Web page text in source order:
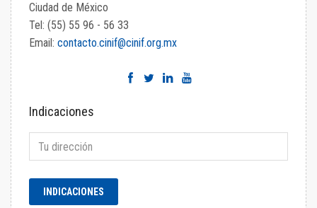
Ciudad de México
Tel: (55) 55 96 - 56 33
Email: contacto.cinif@cinif.org.mx
Indicaciones